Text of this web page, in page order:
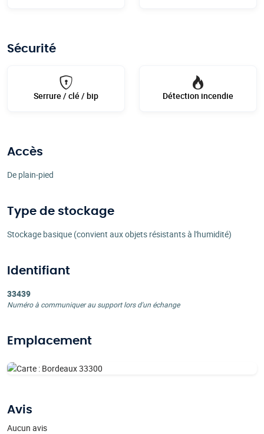
Sécurité
Serrure / clé / bip Détection incendie
Accès
De plain-pied
Type de stockage
Stockage basique (convient aux objets résistants à l'humidité)
Identifiant
33439
Numéro à communiquer au support lors d'un échange
Emplacement
Avis
Aucun avis